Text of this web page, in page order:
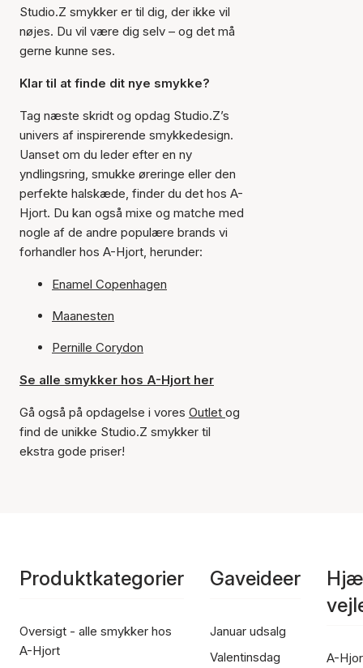
Studio.Z smykker er til dig, der ikke vil
nøjes. Du vil være dig selv – og det må
gerne kunne ses.
Klar til at finde dit nye smykke?
Tag næste skridt og opdag Studio.Z’s
univers af inspirerende smykkedesign.
Uanset om du leder efter en ny
yndlingsring, smukke øreringe eller den
perfekte halskæde, finder du det hos A-
Hjort. Du kan også mixe og matche med
nogle af de andre populære brands vi
forhandler hos A-Hjort, herunder:
Enamel Copenhagen
Maanesten
Pernille Corydon
Se alle smykker hos A-Hjort her
Gå også på opdagelse i vores Outlet og
find de unikke Studio.Z smykker til
ekstra gode priser!
Produktkategorier
Oversigt - alle smykker hos
A-Hjort
Gaveideer
Januar udsalg
Valentinsdag
A-